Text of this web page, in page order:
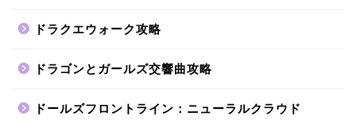
ドラクエウォーク攻略
ドラゴンとガールズ交響曲攻略
ドールズフロントライン：ニューラルクラウド